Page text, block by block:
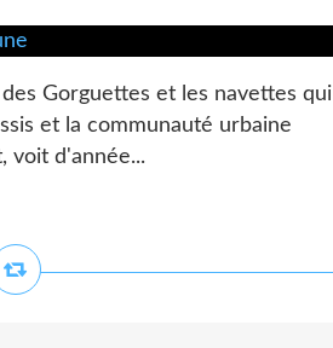
Gorguettes et les navettes qui
et la communauté urbaine
voit d'année...